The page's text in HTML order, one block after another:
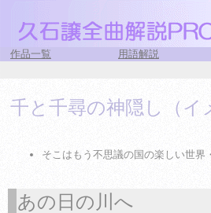
作品一覧 用語解説
千と千尋の神隠し（イ
そこはもう不思議の国の楽しい世界
あの日の川へ